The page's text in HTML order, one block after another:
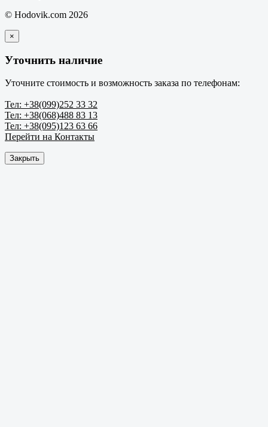
© Hodovik.com 2026
×
Уточнить наличие
Уточните стоимость и возможность заказа по телефонам:
Тел: +38(099)252 33 32
Тел: +38(068)488 83 13
Тел: +38(095)123 63 66
Перейти на Контакты
Закрыть